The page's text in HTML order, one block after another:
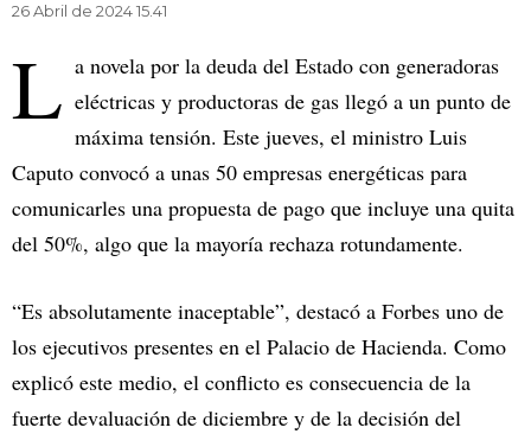
26 Abril de 2024 15.41
L a novela por la deuda del Estado con generadoras
eléctricas y productoras de gas llegó a un punto de
máxima tensión. Este jueves, el ministro Luis
Caputo convocó a unas 50 empresas energéticas para
comunicarles una propuesta de pago que incluye una quita
del 50%, algo que la mayoría rechaza rotundamente.
“Es absolutamente inaceptable”, destacó a Forbes uno de
los ejecutivos presentes en el Palacio de Hacienda. Como
explicó este medio, el conflicto es consecuencia de la
fuerte devaluación de diciembre y de la decisión del